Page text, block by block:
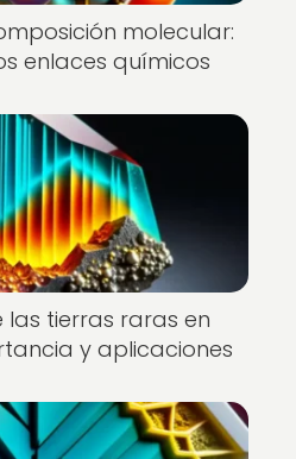
molecular:
enlaces químicos
las tierras raras en
y aplicaciones